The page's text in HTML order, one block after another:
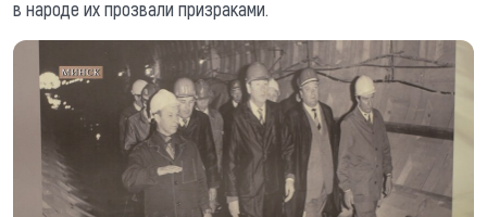
в народе их прозвали призраками.